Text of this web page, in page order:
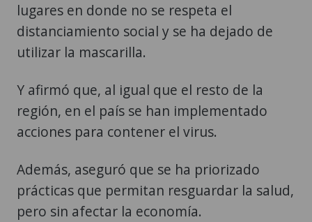
lugares en donde no se respeta el
distanciamiento social y se ha dejado de
utilizar la mascarilla.
Y afirmó que, al igual que el resto de la
región, en el país se han implementado
acciones para contener el virus.
Además, aseguró que se ha priorizado
prácticas que permitan resguardar la salud,
pero sin afectar la economía.